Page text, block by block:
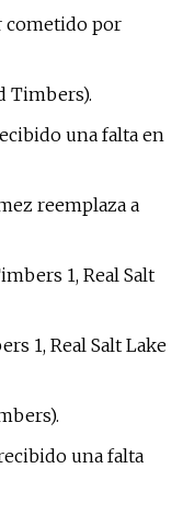
cometido por
Timbers).
una falta en
reemplaza a
1, Real Salt
1, Real Salt Lake
una falta